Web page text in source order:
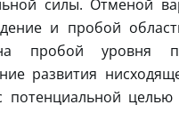
силы. Отменой
и пробой
пробой уровня
развития
потенциальной